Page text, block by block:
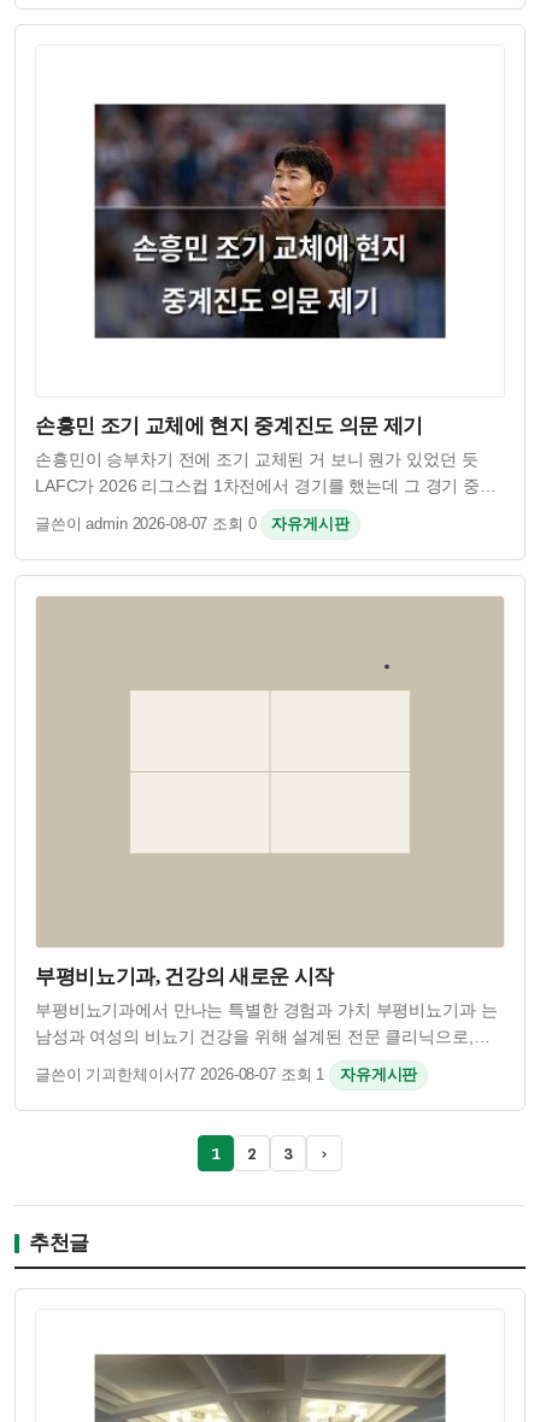
사이에서는 이번만큼은 제대로…
손흥민 조기 교체에 현지 중계진도 의문 제기
손흥민이 승부차기 전에 조기 교체된 거 보니 뭔가 있었던 듯
LAFC가 2026 리그스컵 1차전에서 경기를 했는데 그 경기 중에
손흥민이 조기에 교체됐다고 함 승부차기가 예정된 상황에서
최고의 키커를 먼저 뺀 건 이상한 일이었음 현지 중계진도 이걸
보고 의문을 던졌다고…
글쓴이 admin·2026-08-07·조회 0· 자유게시판
부평비뇨기과, 건강의 새로운 시작
부평비뇨기과에서 만나는 특별한 경험과 가치 부평비뇨기과 는
남성과 여성의 비뇨기 건강을 위해 설계된 전문 클리닉으로,
환자에게 최상의 치료를 제공하는 것을 목표로 합니다. 최신
장비와 의료 기술을 바탕으로 각종 비뇨기 관련 질환에 대한
정확한 진단과 효과적인 치료를 제…
글쓴이 기괴한체이서77·2026-08-07·조회 1· 자유게시판
1 2 3 ›
추천글